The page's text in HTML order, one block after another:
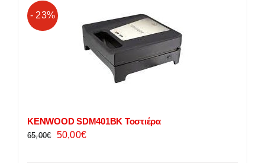
- 23%
KENWOOD SDM401BK Τοστιέρα
65,00€
Original
50,00€Η